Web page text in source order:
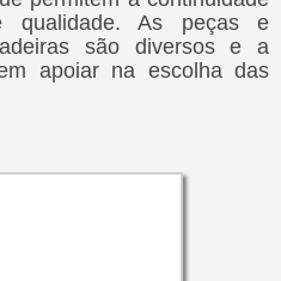
qualidade. As peças e
são diversos e a
apoiar na escolha das